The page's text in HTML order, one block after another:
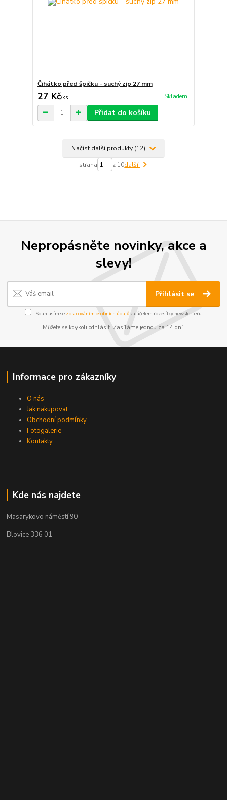
Čihátko před špičku - suchý zip 27 mm
27 Kč/ks Skladem
Přidat do košíku
Načíst další produkty (12)
strana z 10další
Nepropásněte novinky, akce a
slevy!
Přihlásit se
Souhlasím se zpracováním osobních údajůza účelem rozesílky newsletteru.
Můžete se kdykoli odhlásit. Zasíláme jednou za 14 dní.
Informace pro zákazníky
O nás
Jak nakupovat
Obchodní podmínky
Fotogalerie
Kontakty
Kde nás najdete
Masarykovo náměstí 90
Blovice 336 01